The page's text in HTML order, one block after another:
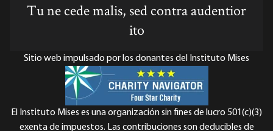
Tu ne cede malis, sed contra audentior
ito
Sitio web impulsado por los donantes del Instituto Mises
El Instituto Mises es una organización sin fines de lucro 501(c)(3)
exenta de impuestos. Las contribuciones son deducibles de